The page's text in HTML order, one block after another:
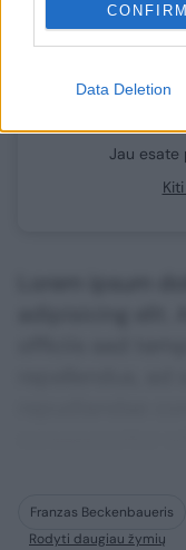
CONFIRM
Data Deletion
Jau esate
Franzas Beckenbaueris
Rodyti daugiau žymių